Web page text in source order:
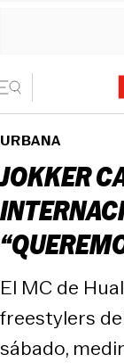
URBANA
JOKKER
El MC de
freestylers
sábado,